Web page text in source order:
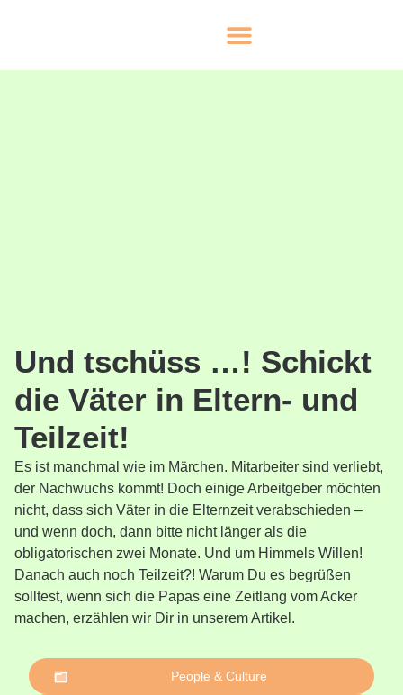
Und tschüss …! Schickt
die Väter in Eltern- und
Teilzeit!
Es ist manchmal wie im Märchen. Mitarbeiter sind verliebt,
der Nachwuchs kommt! Doch einige Arbeitgeber möchten
nicht, dass sich Väter in die Elternzeit verabschieden –
und wenn doch, dann bitte nicht länger als die
obligatorischen zwei Monate. Und um Himmels Willen!
Danach auch noch Teilzeit?! Warum Du es begrüßen
solltest, wenn sich die Papas eine Zeitlang vom Acker
machen, erzählen wir Dir in unserem Artikel.
People & Culture